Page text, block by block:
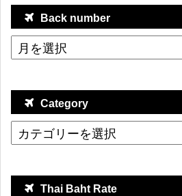
Back number
Category
Thai Baht Rate